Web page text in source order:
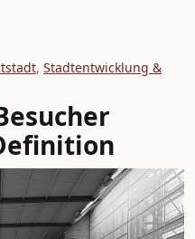
, Stadtentwicklung &